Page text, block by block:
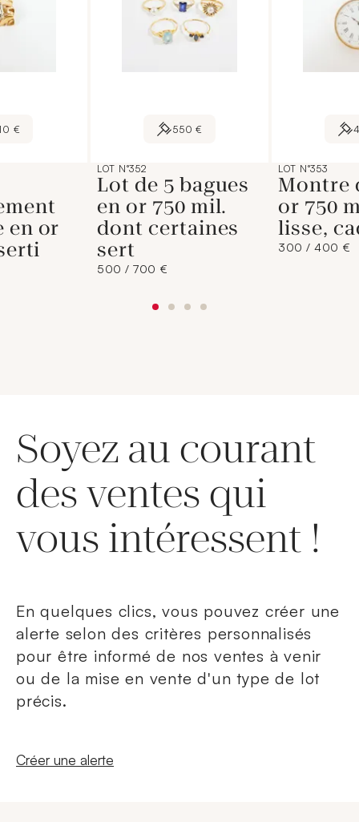
€
en or
550 €
LOT N°352
Lot de 5 bagues
en or 750 mil.
dont certaines
sert
500 / 700 €
LOT N°353
Montre
or 750
lisse,
300 / 400 €
Soyez au courant
des ventes qui
vous intéressent !
En quelques clics, vous pouvez créer une
alerte selon des critères personnalisés
pour être informé de nos ventes à venir
ou de la mise en vente d'un type de lot
précis.
Nouvelle fenêtre
Créer une alerte